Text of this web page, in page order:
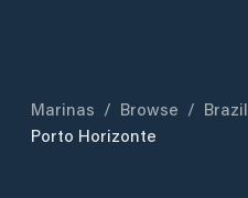
Marinas / Browse / Brazil
Porto Horizonte